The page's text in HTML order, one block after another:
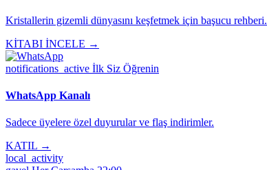
Kristallerin gizemli dünyasını keşfetmek için başucu rehberi.
KİTABI İNCELE →
notifications_active İlk Siz Öğrenin
WhatsApp Kanalı
Sadece üyelere özel duyurular ve flaş indirimler.
KATIL →
local_activity